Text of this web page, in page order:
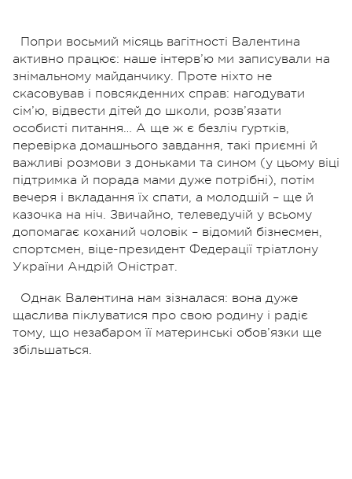
Попри восьмий місяць вагітності Валентина
активно працює: наше інтерв’ю ми записували на
знімальному майданчику. Проте ніхто не
скасовував і повсякденних справ: нагодувати
сім’ю, відвести дітей до школи, розв’язати
особисті питання… А ще ж є безліч гуртків,
перевірка домашнього завдання, такі приємні й
важливі розмови з доньками та сином (у цьому віці
підтримка й порада мами дуже потрібні), потім
вечеря і вкладання їх спати, а молодшій – ще й
казочка на ніч. Звичайно, телеведучій у всьому
допомагає коханий чоловік – відомий бізнесмен,
спортсмен, віце-президент Федерації тріатлону
України Андрій Оністрат.
Однак Валентина нам зізналася: вона дуже
щаслива піклуватися про свою родину і радіє
тому, що незабаром її материнські обов’язки ще
збільшаться.